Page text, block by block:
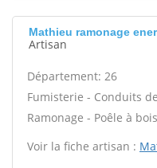
Mathieu ramonage
Artisan
Département: 26
Fumisterie - Conduits
Ramonage - Poêle à
Voir la fiche artisan :